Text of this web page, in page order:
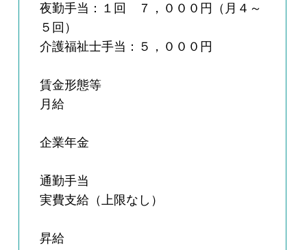
夜勤手当：１回 ７，０００円（月４～
５回）
介護福祉士手当：５，０００円
賃金形態等
月給
企業年金
通勤手当
実費支給（上限なし）
昇給